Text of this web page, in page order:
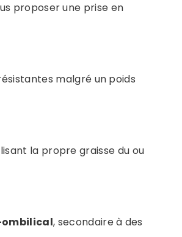
proposer une prise en
malgré un poids
la propre graisse du ou
ombilical, secondaire à des